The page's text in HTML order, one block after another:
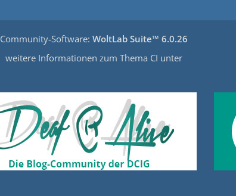
Community-Software: WoltLab Suite™ 6.0.26
weitere Informationen zum Thema CI unter